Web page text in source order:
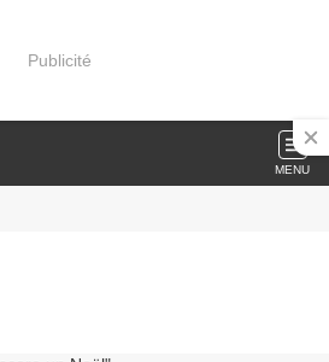
Publicité
MENU